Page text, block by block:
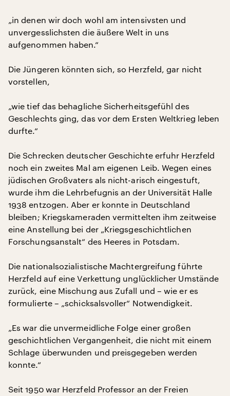
„in denen wir doch wohl am intensivsten und
unvergesslichsten die äußere Welt in uns
aufgenommen haben.“
Die Jüngeren könnten sich, so Herzfeld, gar nicht
vorstellen,
„wie tief das behagliche Sicherheitsgefühl des
Geschlechts ging, das vor dem Ersten Weltkrieg leben
durfte.“
Die Schrecken deutscher Geschichte erfuhr Herzfeld
noch ein zweites Mal am eigenen Leib. Wegen eines
jüdischen Großvaters als nicht-arisch eingestuft,
wurde ihm die Lehrbefugnis an der Universität Halle
1938 entzogen. Aber er konnte in Deutschland
bleiben; Kriegskameraden vermittelten ihm zeitweise
eine Anstellung bei der „Kriegsgeschichtlichen
Forschungsanstalt“ des Heeres in Potsdam.
Die nationalsozialistische Machtergreifung führte
Herzfeld auf eine Verkettung unglücklicher Umstände
zurück, eine Mischung aus Zufall und – wie er es
formulierte – „schicksalsvoller“ Notwendigkeit.
„Es war die unvermeidliche Folge einer großen
geschichtlichen Vergangenheit, die nicht mit einem
Schlage überwunden und preisgegeben werden
konnte.“
Seit 1950 war Herzfeld Professor an der Freien